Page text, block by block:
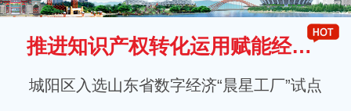
推进知识产权转化运用赋能经济高质量发展
城阳区入选山东省数字经济“晨星工厂”试点